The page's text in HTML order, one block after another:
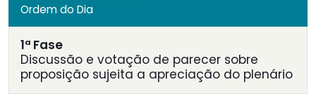
Ordem do Dia
1ª Fase
Discussão e votação de parecer sobre
proposição sujeita a apreciação do plenário